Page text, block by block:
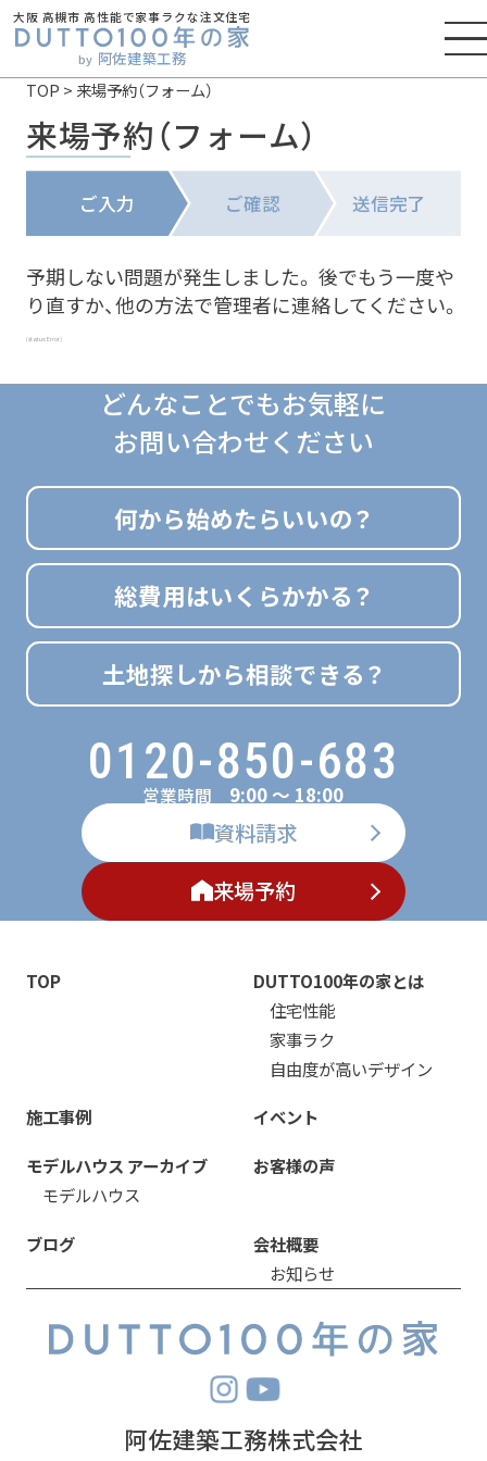
大阪 高槻市 高性能で家事ラクな注文住宅
by 阿佐建築工務
TOP > 来場予約（フォーム）
来場予約（フォーム）
ご入力 ご確認 送信完了
予期しない問題が発生しました。 後でもう一度や
り直すか、他の方法で管理者に連絡してください。
(status: Error)
どんなことでもお気軽に
お問い合わせください
何から始めたらいいの？
総費用はいくらかかる？
土地探しから相談できる？
0120-850-683
営業時間 9:00 ～ 18:00
資料請求
来場予約
TOP
DUTTO100年の家とは
住宅性能
家事ラク
自由度が高いデザイン
施工事例 イベント
モデルハウス アーカイブ
モデルハウス
お客様の声
ブログ
会社概要
お知らせ
阿佐建築工務株式会社